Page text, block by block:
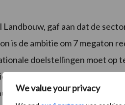
We value your privacy
gaf aan dat de
is de ambitie om 7 megaton
doelstellingen moet op
in internationale context. Van
gekeken wordt naar de gehele